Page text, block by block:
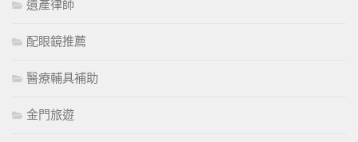
遺產律師
配眼鏡推薦
醫療輔具補助
金門旅遊